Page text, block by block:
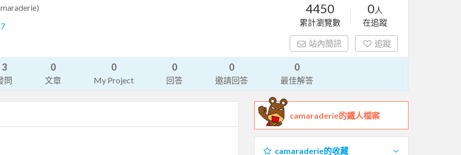
4450
累計瀏覽數
0人
在追蹤
站內簡訊 追蹤
3
問
0
文章
0
My Project
0
回答
0
邀請回答
0
最佳解答
camaraderie的鐵人檔案
camaraderie的收藏